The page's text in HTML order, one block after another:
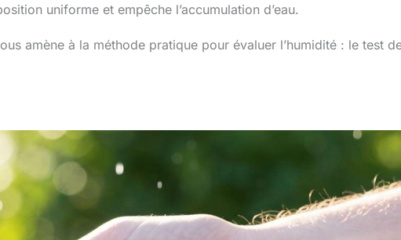
uniforme et empêche l’accumulation d’eau.
amène à la méthode pratique pour évaluer l’humidité : le test